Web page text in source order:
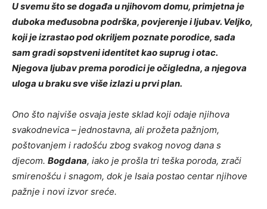
U svemu što se događa u njihovom domu, primjetna je
duboka međusobna podrška, povjerenje i ljubav. Veljko,
koji je izrastao pod okriljem poznate porodice, sada
sam gradi sopstveni identitet kao suprug i otac.
Njegova ljubav prema porodici je očigledna, a njegova
uloga u braku sve više izlazi u prvi plan.
Ono što najviše osvaja jeste sklad koji odaje njihova
svakodnevica – jednostavna, ali prožeta pažnjom,
poštovanjem i radošću zbog svakog novog dana s
djecom. Bogdana, iako je prošla tri teška poroda, zrači
smirenošću i snagom, dok je Isaia postao centar njihove
pažnje i novi izvor sreće.